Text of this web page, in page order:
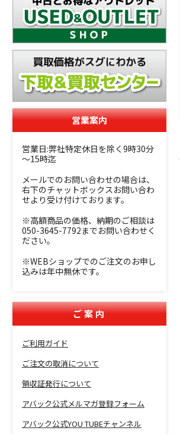
営業案内
営業日:弊社特定休日を除く9時30分
～15時迄
メールでのお問い合わせの場合は、
右下のチャットボックスお問い合わ
せより受け付けております。
※高額商品の価格、納期のご相談は
050-3645-7792までお問い合わせく
ださい。
※WEBショップでのご注文のお申し
込みは年中無休です。
ご案内
ご利用ガイド
ご注文の取消について
領収証発行について
アバック公式メルマガ登録フォーム
アバック公式YOU TUBEチャンネル